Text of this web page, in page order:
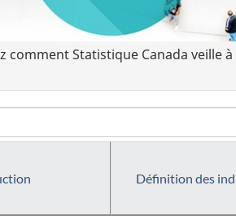
comment Statistique Canada veille
Définition des